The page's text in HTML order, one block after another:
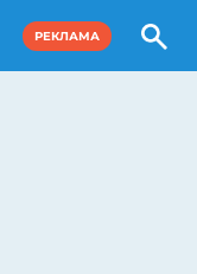
РЕКЛАМА